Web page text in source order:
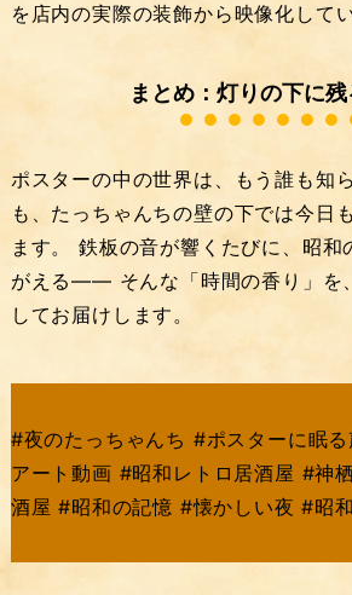
を店内の実際の装飾から映像化して
まとめ：灯りの下に
ポスターの中の世界は、もう誰も知
も、たっちゃんちの壁の下では今日
ます。 鉄板の音が響くたびに、昭和
がえる—— そんな「時間の香り」を
してお届けします。
#夜のたっちゃんち #ポスターに眠
アート動画 #昭和レトロ居酒屋 #神
酒屋 #昭和の記憶 #懐かしい夜 #昭